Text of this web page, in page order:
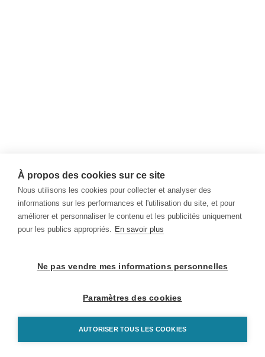
À propos des cookies sur ce site
Nous utilisons les cookies pour collecter et analyser des
informations sur les performances et l'utilisation du site, et pour
améliorer et personnaliser le contenu et les publicités uniquement
pour les publics appropriés. En savoir plus
Ne pas vendre mes informations personnelles
Paramètres des cookies
AUTORISER TOUS LES COOKIES